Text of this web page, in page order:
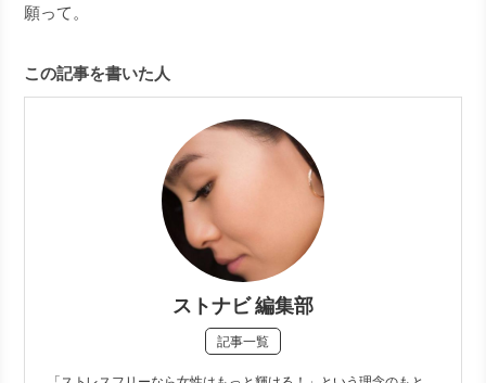
願って。
この記事を書いた人
ストナビ 編集部
記事一覧